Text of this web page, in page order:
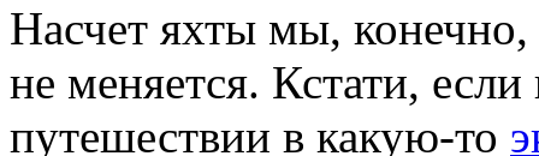
Насчет яхты мы, конечно,
не меняется. Кстати,
путешествии в какую-то